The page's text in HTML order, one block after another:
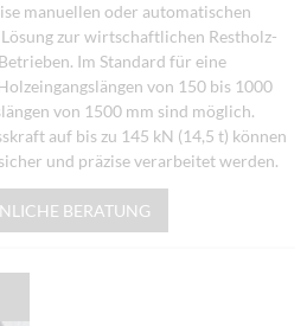
manuellen oder automatischen
zur wirtschaftlichen Restholz-
Im Standard für eine
von 150 bis 1000
von 1500 mm sind möglich.
auf bis zu 145 kN (14,5 t) können
und präzise verarbeitet werden.
BERATUNG